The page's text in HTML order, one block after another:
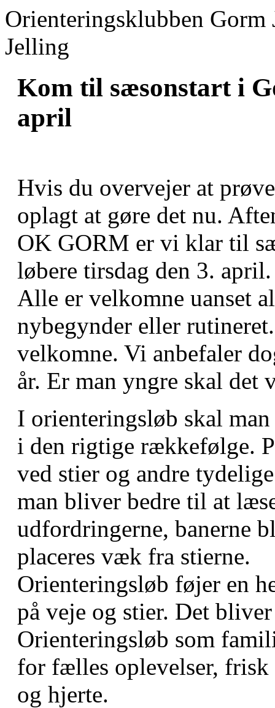
Orienteringsklubben
Jelling
Kom til sæsonstart i
april
Hvis du overvejer at
oplagt at gøre det nu.
OK GORM er vi klar til
løbere tirsdag den 3. april.
Alle er velkomne uanset
nybegynder eller
velkomne. Vi anbefaler
år. Er man yngre skal
I orienteringsløb skal
i den rigtige rækkefølge.
ved stier og andre
man bliver bedre til at
udfordringerne, banerne
placeres væk fra stierne.
Orienteringsløb føjer en
på veje og stier. Det
Orienteringsløb som
for fælles oplevelser,
og hjerte.